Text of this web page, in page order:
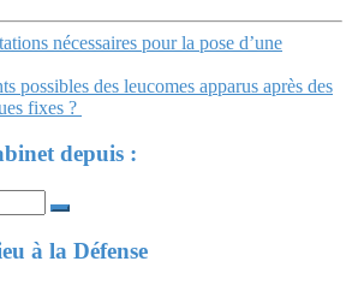
nécessaires pour la pose d’une
possibles des leucomes apparus après des
fixes ?
depuis :
à la Défense